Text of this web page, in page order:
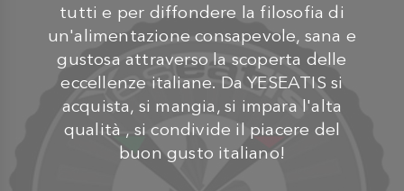
tutti e per diffondere la filosofia di
un'alimentazione consapevole, sana e
gustosa attraverso la scoperta delle
eccellenze italiane. Da YESEATIS si
acquista, si mangia, si impara l'alta
qualità , si condivide il piacere del
buon gusto italiano!